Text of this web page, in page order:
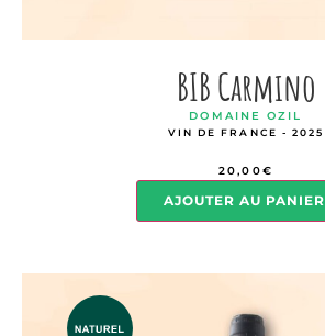
BIB Carmino
DOMAINE OZIL
VIN DE FRANCE - 2025
20,00€
AJOUTER AU PANIER